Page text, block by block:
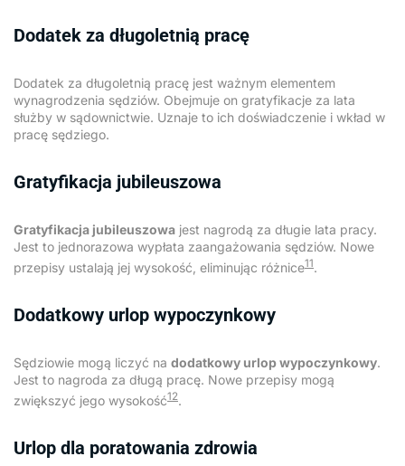
Dodatek za długoletnią pracę
Dodatek za długoletnią pracę jest ważnym elementem
wynagrodzenia sędziów. Obejmuje on gratyfikacje za lata
służby w sądownictwie. Uznaje to ich doświadczenie i wkład w
pracę sędziego.
Gratyfikacja jubileuszowa
Gratyfikacja jubileuszowa jest nagrodą za długie lata pracy.
Jest to jednorazowa wypłata zaangażowania sędziów. Nowe
przepisy ustalają jej wysokość, eliminując różnice11.
Dodatkowy urlop wypoczynkowy
Sędziowie mogą liczyć na dodatkowy urlop wypoczynkowy.
Jest to nagroda za długą pracę. Nowe przepisy mogą
zwiększyć jego wysokość12.
Urlop dla poratowania zdrowia